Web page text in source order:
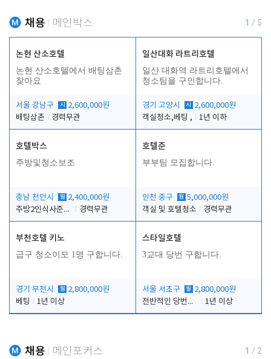
채용 메인박스 1 / 5
논현 산소호텔
논현 산소호텔에서 배팅삼촌
찾아요
서울 강남구 시
2,600,000원
배팅삼촌
경력무관
일산대화 라트리호텔
일산 대화역 라트리호텔에서
청소팀을 구인합니다.
경기 고양시 시
2,600,000원
객실청소,베팅 ,
1년 이하
호텔박스
주방및청소보조
충남 천안시 월 2,400,000원
주방2인식사준비및청소린렌보조
경력무관
호텔준
부부팀 모집합니다.
인천 중구 월 5,000,000원
객실 및 호텔청소
경력무관
부천호텔 키노
급구 청소이모 1명 구합니다.
경기 부천시 월 2,800,000원
베팅
1년 이상
스타일호텔
3교대 당번 구합니다.
서울 서초구 월 2,800,000원
전반적인 당번업무
1년 이상
채용 메인포커스 1 / 2